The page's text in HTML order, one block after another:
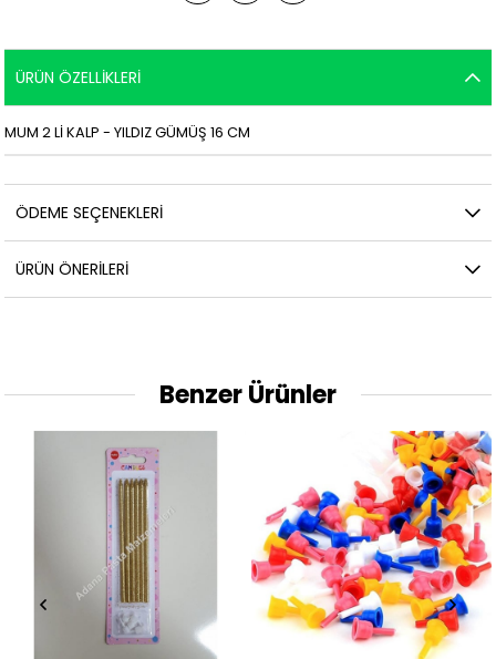
ÜRÜN ÖZELLIKLERI
MUM 2 Lİ KALP - YILDIZ GÜMÜŞ 16 CM
ÖDEME SEÇENEKLERI
ÜRÜN ÖNERILERI
Benzer Ürünler